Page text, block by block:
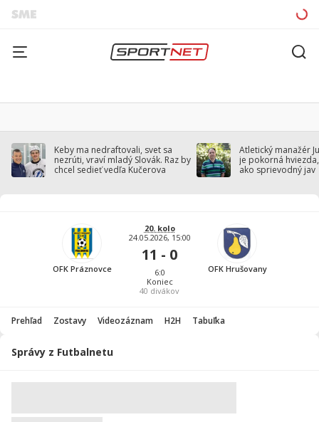
Keby ma nedraftovali, svet sa
nezrúti, vraví mladý Slovák. Raz by
chcel sedieť vedľa Kučerova
Atletický manažér
je pokorná
ako sprievodný jav
OFK Práznovce
20. kolo
24.05.2026, 15:00
11 - 0
6:0
Koniec
40 divákov
OFK Hrušovany
Prehľad Zostavy Videozáznam H2H Tabuľka
Správy z Futbalnetu